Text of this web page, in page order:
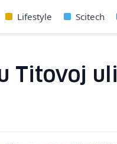
Lifestyle Scitech
Titovoj